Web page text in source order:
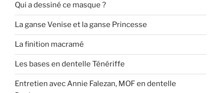
Qui a dessiné ce masque ?
La ganse Venise et la ganse Princesse
La finition macramé
Les bases en dentelle Ténériffe
Entretien avec Annie Falezan, MOF en dentelle